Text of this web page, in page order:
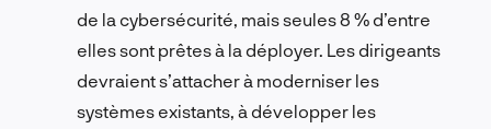
de la cybersécurité, mais seules 8 % d’entre
elles sont prêtes à la déployer. Les dirigeants
devraient s’attacher à moderniser les
systèmes existants, à développer les